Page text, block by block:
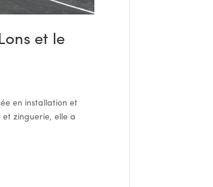
et le
en installation et
zinguerie, elle a